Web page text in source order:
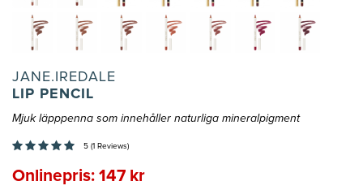
JANE.IREDALE
LIP PENCIL
Mjuk läpppenna som innehåller naturliga mineralpigment
5 (1 Reviews)
Onlinepris: 147 kr